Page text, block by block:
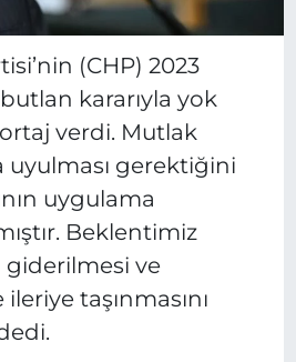
(CHP) 2023
kararıyla yok
verdi. Mutlak
uyulması gerektiğini
uygulama
Beklentimiz
ve
taşınmasını